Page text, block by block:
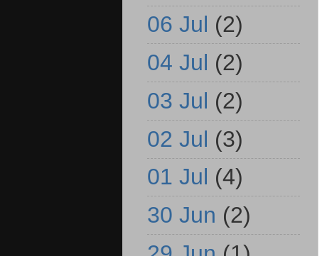
06 Jul (2)
04 Jul (2)
03 Jul (2)
02 Jul (3)
01 Jul (4)
30 Jun (2)